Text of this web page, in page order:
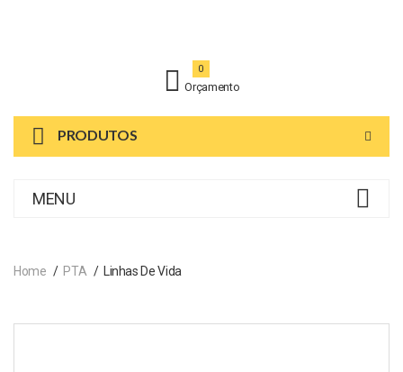
Orçamento
0
PRODUTOS
MENU
Home PTA Linhas De Vida